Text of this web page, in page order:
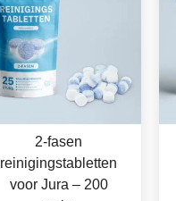
2-fasen
reinigingstabletten
voor Jura – 200